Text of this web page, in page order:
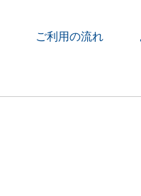
ご利用の流れ